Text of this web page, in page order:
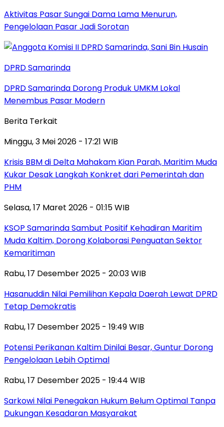
Aktivitas Pasar Sungai Dama Lama Menurun,
Pengelolaan Pasar Jadi Sorotan
DPRD Samarinda
DPRD Samarinda Dorong Produk UMKM Lokal
Menembus Pasar Modern
Berita Terkait
Minggu, 3 Mei 2026 - 17:21 WIB
Krisis BBM di Delta Mahakam Kian Parah, Maritim Muda
Kukar Desak Langkah Konkret dari Pemerintah dan
PHM
Selasa, 17 Maret 2026 - 01:15 WIB
KSOP Samarinda Sambut Positif Kehadiran Maritim
Muda Kaltim, Dorong Kolaborasi Penguatan Sektor
Kemaritiman
Rabu, 17 Desember 2025 - 20:03 WIB
Hasanuddin Nilai Pemilihan Kepala Daerah Lewat DPRD
Tetap Demokratis
Rabu, 17 Desember 2025 - 19:49 WIB
Potensi Perikanan Kaltim Dinilai Besar, Guntur Dorong
Pengelolaan Lebih Optimal
Rabu, 17 Desember 2025 - 19:44 WIB
Sarkowi Nilai Penegakan Hukum Belum Optimal Tanpa
Dukungan Kesadaran Masyarakat